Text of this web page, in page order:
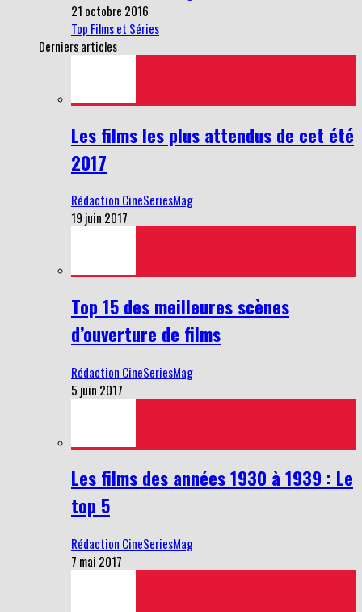
21 octobre 2016
Top Films et Séries
Derniers articles
Les films les plus attendus de cet été
2017
Rédaction CineSeriesMag
19 juin 2017
Top 15 des meilleures scènes
d’ouverture de films
Rédaction CineSeriesMag
5 juin 2017
Les films des années 1930 à 1939 : Le
top 5
Rédaction CineSeriesMag
7 mai 2017